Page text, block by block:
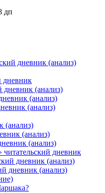
дп
дневник (анализ)
дневник
дневник (анализ)
(анализ)
(анализ)
(анализ)
(анализ)
(анализ)
дневник
дневник (анализ)
дневник (анализ)